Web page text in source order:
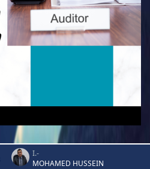
I.-
MOHAMED HUSSEIN